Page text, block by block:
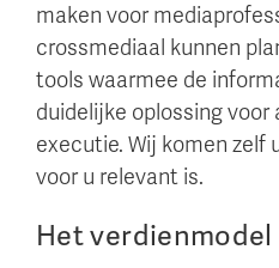
maken voor
crossmediaal kunnen
tools waarmee de
duidelijke oplossing
executie. Wij komen zelf
voor u relevant is.
Het verdienmodel